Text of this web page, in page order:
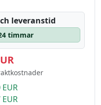
leveranstid
timmar